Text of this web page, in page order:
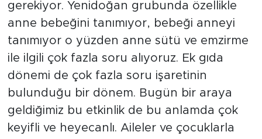
gerekiyor. Yenidoğan grubunda özellikle
anne bebeğini tanımıyor, bebeği anneyi
tanımıyor o yüzden anne sütü ve emzirme
ile ilgili çok fazla soru alıyoruz. Ek gıda
dönemi de çok fazla soru işaretinin
bulunduğu bir dönem. Bugün bir araya
geldiğimiz bu etkinlik de bu anlamda çok
keyifli ve heyecanlı. Aileler ve çocuklarla